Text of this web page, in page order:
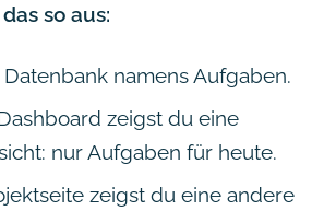
so aus:
namens Aufgaben.
zeigst du eine
nur Aufgaben für heute.
zeigst du eine andere